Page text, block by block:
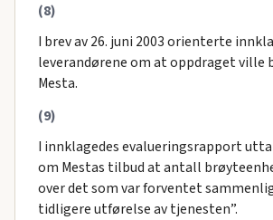
(8)
I brev av 26. juni 2003 orienterte
leverandørene om at oppdraget
Mesta.
(9)
I innklagedes evalueringsrapport
om Mestas tilbud at antall
over det som var forventet
tidligere utførelse av tjenesten”.